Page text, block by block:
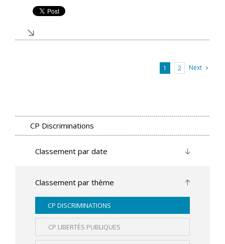
1 2 Next
CP Discriminations
Classement par date
Classement par thème
CP DISCRIMINATIONS
CP LIBERTÉS PUBLIQUES